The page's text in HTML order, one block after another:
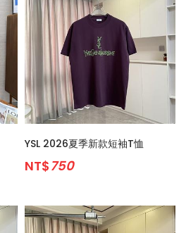
YSL 2026夏季新款短袖T恤
NT$750